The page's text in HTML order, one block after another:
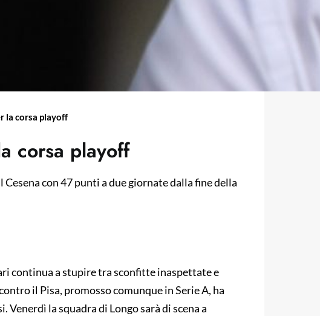
la corsa playoff
corsa playoff
con 47 punti a due giornate dalla fine della
continua a stupire tra sconfitte inaspettate e
il Pisa, promosso comunque in Serie A, ha
la squadra di Longo sarà di scena a